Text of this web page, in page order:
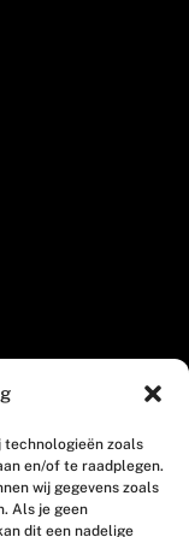
technologieën zoals
en/of te raadplegen.
wij gegevens zoals
Als je geen
dit een nadelige